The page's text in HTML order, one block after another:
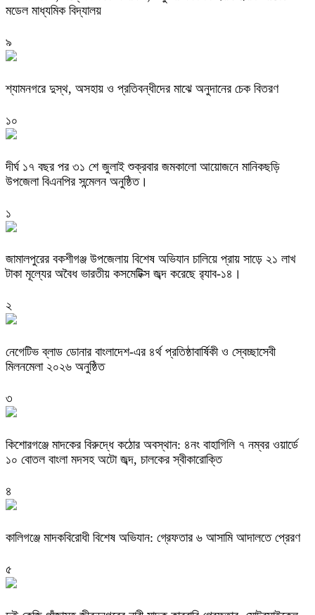
মডেল মাধ্যমিক বিদ্যালয় ‎
৯
শ্যামনগরে দুস্থ, অসহায় ও প্রতিবন্ধীদের মাঝে অনুদানের চেক বিতরণ
১০
দীর্ঘ ১৭ বছর পর ৩১ শে জুলাই শুক্রবার জমকালো আয়োজনে মানিকছড়ি
উপজেলা বিএনপির সন্মেলন অনুষ্ঠিত।
১
জামালপুরের বকশীগঞ্জ উপজেলায় বিশেষ অভিযান চালিয়ে প্রায় সাড়ে ২১ লাখ
টাকা মূল্যের অবৈধ ভারতীয় কসমেটিক্স জব্দ করেছে র‌্যাব-১৪।
২
নেগেটিভ ব্লাড ডোনার বাংলাদেশ-এর ৪র্থ প্রতিষ্ঠাবার্ষিকী ও স্বেচ্ছাসেবী
মিলনমেলা ২০২৬ অনুষ্ঠিত
৩
কিশোরগঞ্জে মাদকের বিরুদ্ধে কঠোর অবস্থান: ৪নং বাহাগিলি ৭ নম্বর ওয়ার্ডে
১০ বোতল বাংলা মদসহ অটো জব্দ, চালকের স্বীকারোক্তি
৪
কালিগঞ্জে মাদকবিরোধী বিশেষ অভিযান: গ্রেফতার ৬ আসামি আদালতে প্রেরণ
৫